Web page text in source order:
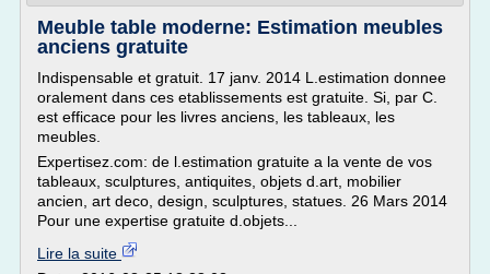
Meuble table moderne: Estimation meubles
anciens gratuite
Indispensable et gratuit. 17 janv. 2014 L.estimation donnee
oralement dans ces etablissements est gratuite. Si, par C.
est efficace pour les livres anciens, les tableaux, les
meubles.
Expertisez.com: de l.estimation gratuite a la vente de vos
tableaux, sculptures, antiquites, objets d.art, mobilier
ancien, art deco, design, sculptures, statues. 26 Mars 2014
Pour une expertise gratuite d.objets...
Lire la suite